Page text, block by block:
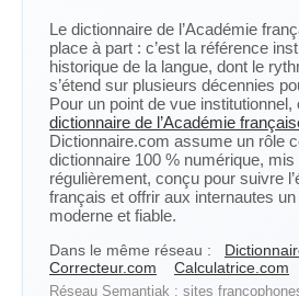
Le dictionnaire de l’Académie
place à part : c’est la référence
historique de la langue, dont le
s’étend sur plusieurs décennies
Pour un point de vue
dictionnaire de l’Académie
Dictionnaire.com assume un rôle
dictionnaire 100 % numérique, mis
régulièrement, conçu pour suivre
français et offrir aux internautes un
moderne et fiable.
Dans le même réseau :
Correcteur.com
Calculatrice.com
Réseau Semantiak : sites